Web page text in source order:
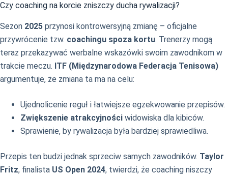
Czy coaching na korcie zniszczy ducha rywalizacji?
Sezon 2025 przynosi kontrowersyjną zmianę – oficjalne
przywrócenie tzw. coachingu spoza kortu. Trenerzy mogą
teraz przekazywać werbalne wskazówki swoim zawodnikom w
trakcie meczu. ITF (Międzynarodowa Federacja Tenisowa)
argumentuje, że zmiana ta ma na celu:
Ujednolicenie reguł i łatwiejsze egzekwowanie przepisów.
Zwiększenie atrakcyjności widowiska dla kibiców.
Sprawienie, by rywalizacja była bardziej sprawiedliwa.
Przepis ten budzi jednak sprzeciw samych zawodników. Taylor
Fritz, finalista US Open 2024, twierdzi, że coaching niszczy